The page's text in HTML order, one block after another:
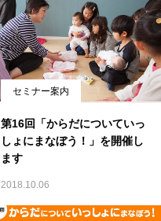
セミナー案内
第16回「からだについていっ
しょにまなぼう！」を開催し
ます
2018.10.06